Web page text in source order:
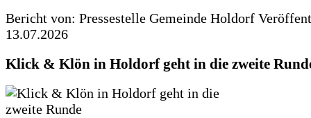
Bericht von: Pressestelle Gemeinde Holdorf
13.07.2026
Klick & Klön in Holdorf geht in die zweite